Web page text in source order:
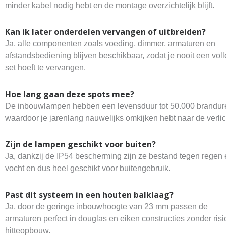
minder kabel nodig hebt en de montage overzichtelijk blijft.
Kan ik later onderdelen vervangen of uitbreiden?
Ja, alle componenten zoals voeding, dimmer, armaturen en
afstandsbediening blijven beschikbaar, zodat je nooit een
set hoeft te vervangen.
Hoe lang gaan deze spots mee?
De inbouwlampen hebben een levensduur tot 50.000
waardoor je jarenlang nauwelijks omkijken hebt naar de
Zijn de lampen geschikt voor buiten?
Ja, dankzij de IP54 bescherming zijn ze bestand tegen regen
vocht en dus heel geschikt voor buitengebruik.
Past dit systeem in een houten balklaag?
Ja, door de geringe inbouwhoogte van 23 mm passen de
armaturen perfect in douglas en eiken constructies zonder
hitteopbouw.